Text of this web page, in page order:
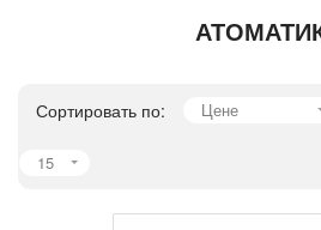
Сортировать по: Цене
15